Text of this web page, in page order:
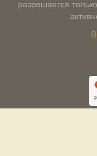
разрешается